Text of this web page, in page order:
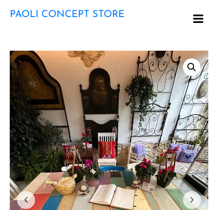
PAOLI CONCEPT STORE